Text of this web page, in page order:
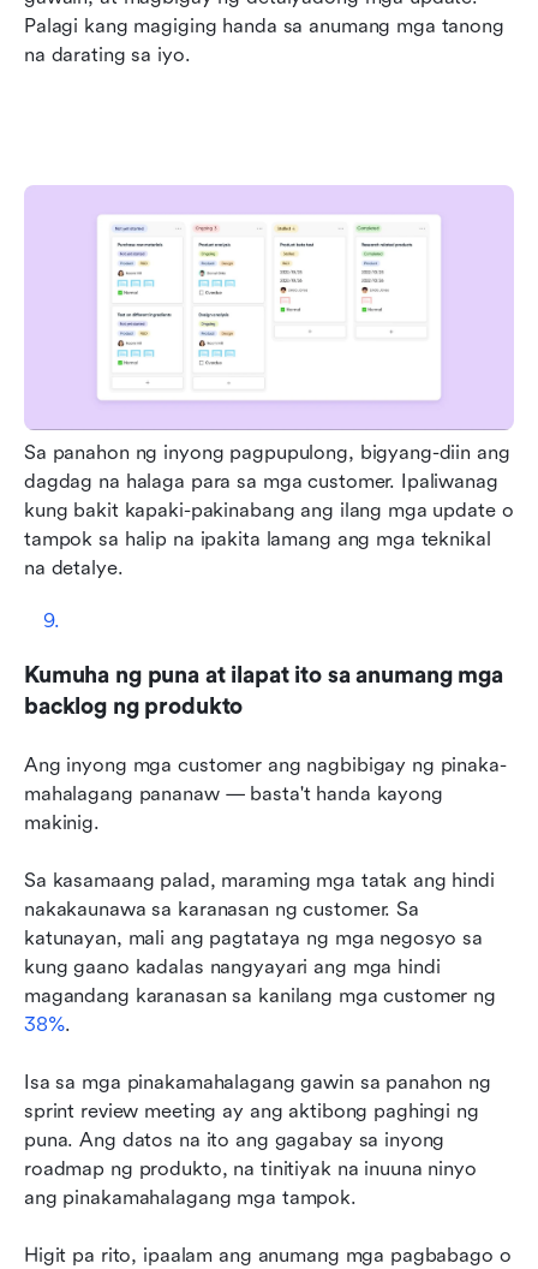
Palagi kang magiging handa sa anumang mga tanong
na darating sa iyo.
Sa panahon ng inyong pagpupulong, bigyang-diin ang
dagdag na halaga para sa mga customer. Ipaliwanag
kung bakit kapaki-pakinabang ang ilang mga update o
tampok sa halip na ipakita lamang ang mga teknikal
na detalye.
Kumuha ng puna at ilapat ito sa anumang mga
backlog ng produkto
Ang inyong mga customer ang nagbibigay ng pinaka-
mahalagang pananaw — basta't handa kayong
makinig.
Sa kasamaang palad, maraming mga tatak ang hindi
nakakaunawa sa karanasan ng customer. Sa
katunayan, mali ang pagtataya ng mga negosyo sa
kung gaano kadalas nangyayari ang mga hindi
38%.
Isa sa mga pinakamahalagang gawin sa panahon ng
sprint review meeting ay ang aktibong paghingi ng
puna. Ang datos na ito ang gagabay sa inyong
roadmap ng produkto, na tinitiyak na inuuna ninyo
ang pinakamahalagang mga tampok.
Higit pa rito, ipaalam ang anumang mga pagbabago o